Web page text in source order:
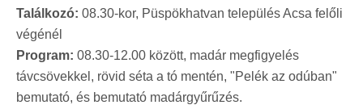
Találkozó: 08.30-kor, Püspökhatvan település Acsa felőli
végénél
Program: 08.30-12.00 között, madár megfigyelés
távcsövekkel, rövid séta a tó mentén, "Pelék az odúban"
bemutató, és bemutató madárgyűrűzés.